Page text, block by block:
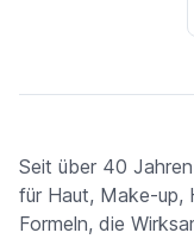
Seit über 40
für Haut, Make-up,
Formeln, die